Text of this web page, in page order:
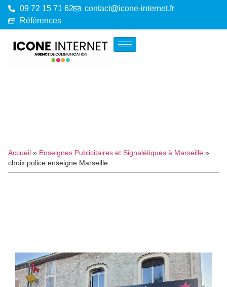
09 72 15 71 62
contact@icone-internet.fr
Références
Accueil » Enseignes Publicitaires et Signalétiques à Marseille »
choix police enseigne Marseille